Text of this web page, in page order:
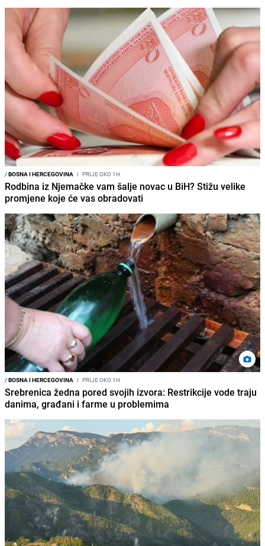
/BOSNA I HERCEGOVINA I PRIJE OKO 1H
Rodbina iz Njemačke vam šalje novac u BiH? Stižu velike
promjene koje će vas obradovati
/BOSNA I HERCEGOVINA I PRIJE OKO 1H
Srebrenica žedna pored svojih izvora: Restrikcije vode traju
danima, građani i farme u problemima